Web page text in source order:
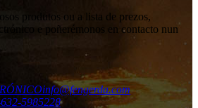
produtos ou a lista de prezos,
e poñerémonos en contacto nun
info@fengerda.com
5985228